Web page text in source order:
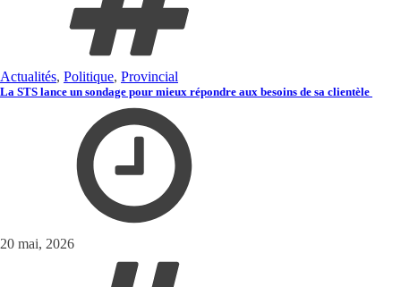
Actualités, Politique, Provincial
La STS lance un sondage pour mieux répondre aux besoins de sa clientèle
20 mai, 2026